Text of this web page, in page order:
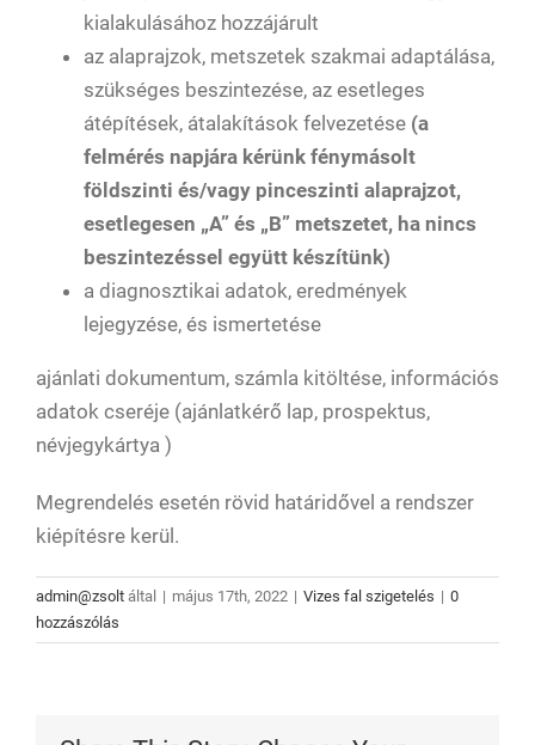
kialakulásához hozzájárult
az alaprajzok, metszetek szakmai adaptálása,
szükséges beszintezése, az esetleges
átépítések, átalakítások felvezetése (a
felmérés napjára kérünk fénymásolt
földszinti és/vagy pinceszinti alaprajzot,
esetlegesen „A” és „B” metszetet, ha nincs
beszintezéssel együtt készítünk)
a diagnosztikai adatok, eredmények
lejegyzése, és ismertetése
ajánlati dokumentum, számla kitöltése, információs
adatok cseréje (ajánlatkérő lap, prospektus,
névjegykártya )
Megrendelés esetén rövid határidővel a rendszer
kiépítésre kerül.
admin@zsolt által | május 17th, 2022 | Vizes fal szigetelés | 0
hozzászólás